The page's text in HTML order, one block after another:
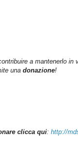
a mantenerlo
una donazione!
clicca qui: http://